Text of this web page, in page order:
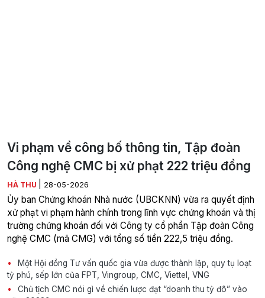
Vi phạm về công bố thông tin, Tập đoàn
Công nghệ CMC bị xử phạt 222 triệu đồng
HÀ THU 28-05-2026
Ủy ban Chứng khoán Nhà nước (UBCKNN) vừa ra quyết định
xử phạt vi phạm hành chính trong lĩnh vực chứng khoán và thị
trường chứng khoán đối với Công ty cổ phần Tập đoàn Công
nghệ CMC (mã CMG) với tổng số tiền 222,5 triệu đồng.
Một Hội đồng Tư vấn quốc gia vừa được thành lập, quy tụ loạt
tỷ phú, sếp lớn của FPT, Vingroup, CMC, Viettel, VNG
Chủ tịch CMC nói gì về chiến lược đạt “doanh thu tỷ đô” vào